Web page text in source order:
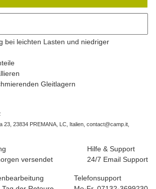
bei leichten Lasten und niedriger
Gleitlagern
23, 23834 PREMANA, LC, Italien, contact@camp.it,
versendet
Hilfe & Support
24/7 Email Support
Telefonsupport